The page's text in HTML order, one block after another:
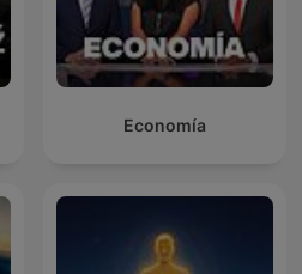
Economía